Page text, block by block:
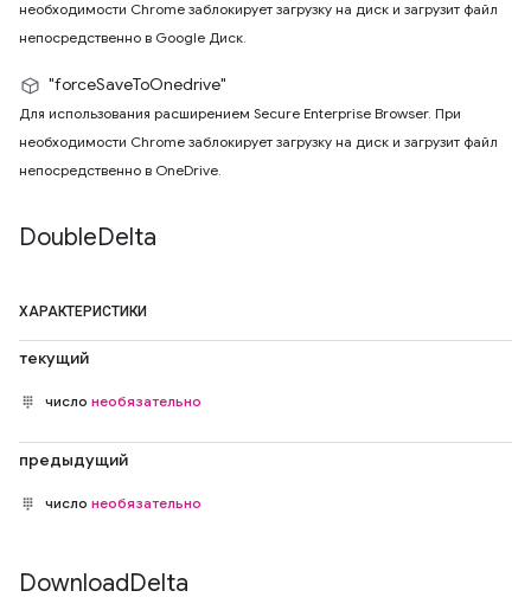
необходимости Chrome заблокирует загрузку на диск и загрузит файл
непосредственно в Google Диск.
"forceSaveToOnedrive"
Для использования расширением Secure Enterprise Browser. При
необходимости Chrome заблокирует загрузку на диск и загрузит файл
непосредственно в OneDrive.
DoubleDelta
ХАРАКТЕРИСТИКИ
текущий
число необязательно
предыдущий
число необязательно
DownloadDelta